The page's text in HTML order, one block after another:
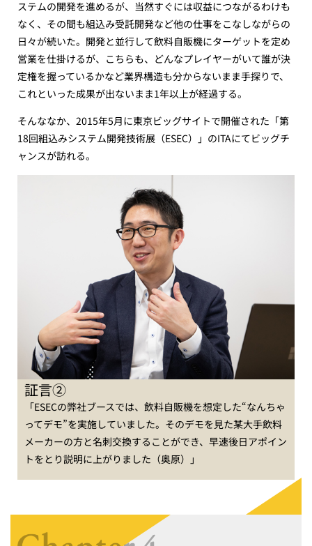
ステムの開発を進めるが、当然すぐには収益につながるわけも
なく、その間も組込み受託開発など他の仕事をこなしながらの
日々が続いた。開発と並行して飲料自販機にターゲットを定め
営業を仕掛けるが、こちらも、どんなプレイヤーがいて誰が決
定権を握っているかなど業界構造も分からないまま手探りで、
これといった成果が出ないまま1年以上が経過する。
そんななか、2015年5月に東京ビッグサイトで開催された「第
18回組込みシステム開発技術展（ESEC）」のITAにてビッグチ
ャンスが訪れる。
証言②
「ESECの弊社ブースでは、飲料自販機を想定した“なんちゃ
ってデモ”を実施していました。そのデモを見た某大手飲料
メーカーの方と名刺交換することができ、早速後日アポイン
トをとり説明に上がりました（奥原）」